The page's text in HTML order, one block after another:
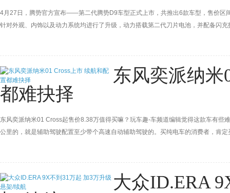
4月27日，腾势官方宣布——第二代腾势D9车型正式上市，共推出6款车型，售价区
针对外观、内饰以及动力系统均进行了升级，动力搭载第二代刀片电池，并配备闪
东风奕派纳米
都难抉择
东风奕派纳米01 Cross起售价8.38万值得买嘛？玩车趣-车频道编辑觉得这款车有
公里的，就是辅助驾驶配置至少带个高速自动辅助驾驶的。买纯电车的消费者，肯
大众ID.ERA